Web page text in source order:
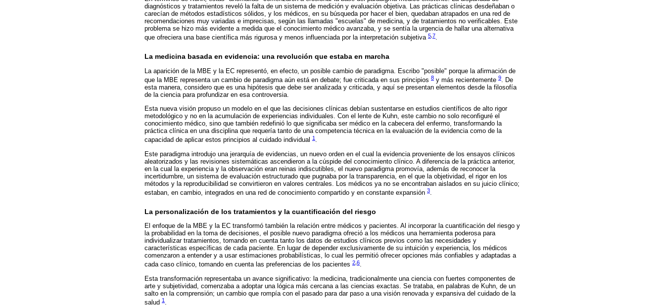
diagnósticos y tratamientos reveló la falta de un sistema de medición y evaluación objetiva. Las prácticas clínicas desdeñaban o
carecían de métodos estadísticos sólidos, y los médicos, en su búsqueda por hacer el bien, quedaban atrapados en una red de
recomendaciones muy variadas e imprecisas, según las llamadas "escuelas" de medicina, y de tratamientos no verificables. Este
problema se hizo más evidente a medida que el conocimiento médico avanzaba, y se sentía la urgencia de hallar una alternativa
que ofreciera una base científica más rigurosa y menos influenciada por la interpretación subjetiva 5 7.
La medicina basada en evidencia: una revolución que estaba en marcha
La aparición de la MBE y la EC representó, en efecto, un posible cambio de paradigma. Escribo "posible" porque la afirmación de
que la MBE representa un cambio de paradigma aún está en debate; fue criticada en sus principios 8 y más recientemente 9. De
esta manera, considero que es una hipótesis que debe ser analizada y criticada, y aquí se presentan elementos desde la filosofía
de la ciencia para profundizar en esa controversia.
Esta nueva visión propuso un modelo en el que las decisiones clínicas debían sustentarse en estudios científicos de alto rigor
metodológico y no en la acumulación de experiencias individuales. Con el lente de Kuhn, este cambio no solo reconfiguré el
conocimiento médico, sino que también redefinió lo que significaba ser médico en la cabecera del enfermo, transformando la
práctica clínica en una disciplina que requería tanto de una competencia técnica en la evaluación de la evidencia como de la
capacidad de aplicar estos principios al cuidado individual 1 .
Este paradigma introdujo una jerarquía de evidencias, un nuevo orden en el cual la evidencia proveniente de los ensayos clínicos
aleatorizados y las revisiones sistemáticas ascendieron a la cúspide del conocimiento clínico. A diferencia de la práctica anterior,
en la cual la experiencia y la observación eran reinas indiscutibles, el nuevo paradigma promovía, además de reconocer la
incertidumbre, un sistema de evaluación estructurado que pugnaba por la transparencia, en el que la objetividad, el rigor en los
métodos y la reproducibilidad se convirtieron en valores centrales. Los médicos ya no se encontraban aislados en su juicio clínico;
estaban, en cambio, integrados en una red de conocimiento compartido y en constante expansión 3.
La personalización de los tratamientos y la cuantificación del riesgo
El enfoque de la MBE y la EC transformó también la relación entre médicos y pacientes. Al incorporar la cuantificación del riesgo y
la probabilidad en la toma de decisiones, el posible nuevo paradigma ofreció a los médicos una herramienta poderosa para
individualizar tratamientos, tomando en cuenta tanto los datos de estudios clínicos previos como las necesidades y
características específicas de cada paciente. En lugar de depender exclusivamente de su intuición y experiencia, los médicos
comenzaron a entender y a usar estimaciones probabilísticas, lo cual les permitió ofrecer opciones más confiables y adaptadas a
cada caso clínico, tomando en cuenta las preferencias de los pacientes 2,6.
Esta transformación representaba un avance significativo: la medicina, tradicionalmente una ciencia con fuertes componentes de
arte y subjetividad, comenzaba a adoptar una lógica más cercana a las ciencias exactas. Se trataba, en palabras de Kuhn, de un
salto en la comprensión; un cambio que rompía con el pasado para dar paso a una visión renovada y expansiva del cuidado de la
salud 1 .